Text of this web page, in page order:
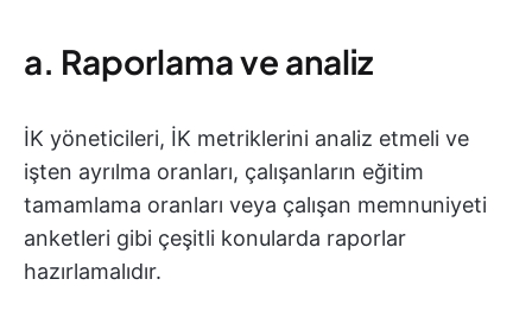
a. Raporlama ve analiz
İK yöneticileri, İK metriklerini analiz etmeli ve
işten ayrılma oranları, çalışanların eğitim
tamamlama oranları veya çalışan memnuniyeti
anketleri gibi çeşitli konularda raporlar
hazırlamalıdır.